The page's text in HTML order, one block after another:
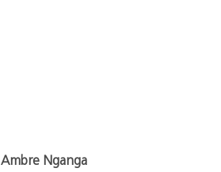
Ambre Nganga